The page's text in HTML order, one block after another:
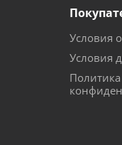
Условия
Условия
Политика